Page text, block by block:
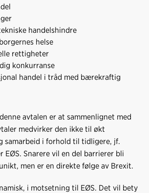
handelshindre
helse
rettigheter
konkurranse
handel i tråd med bærekraftig
avtalen er at sammenlignet med
medvirker den ikke til økt
samarbeid i forhold til tidligere, jf.
EØS. Snarere vil en del barrierer bli
men er en direkte følge av Brexit.
i motsetning til EØS. Det vil bety